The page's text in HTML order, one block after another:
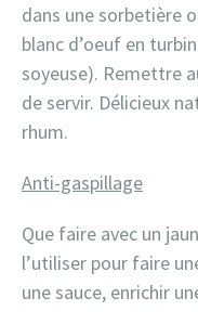
dans une sorbetière
blanc d’oeuf en
soyeuse). Remettre
de servir. Délicieux
rhum.
Anti-gaspillage
Que faire avec un
l’utiliser pour faire
une sauce, enrichir